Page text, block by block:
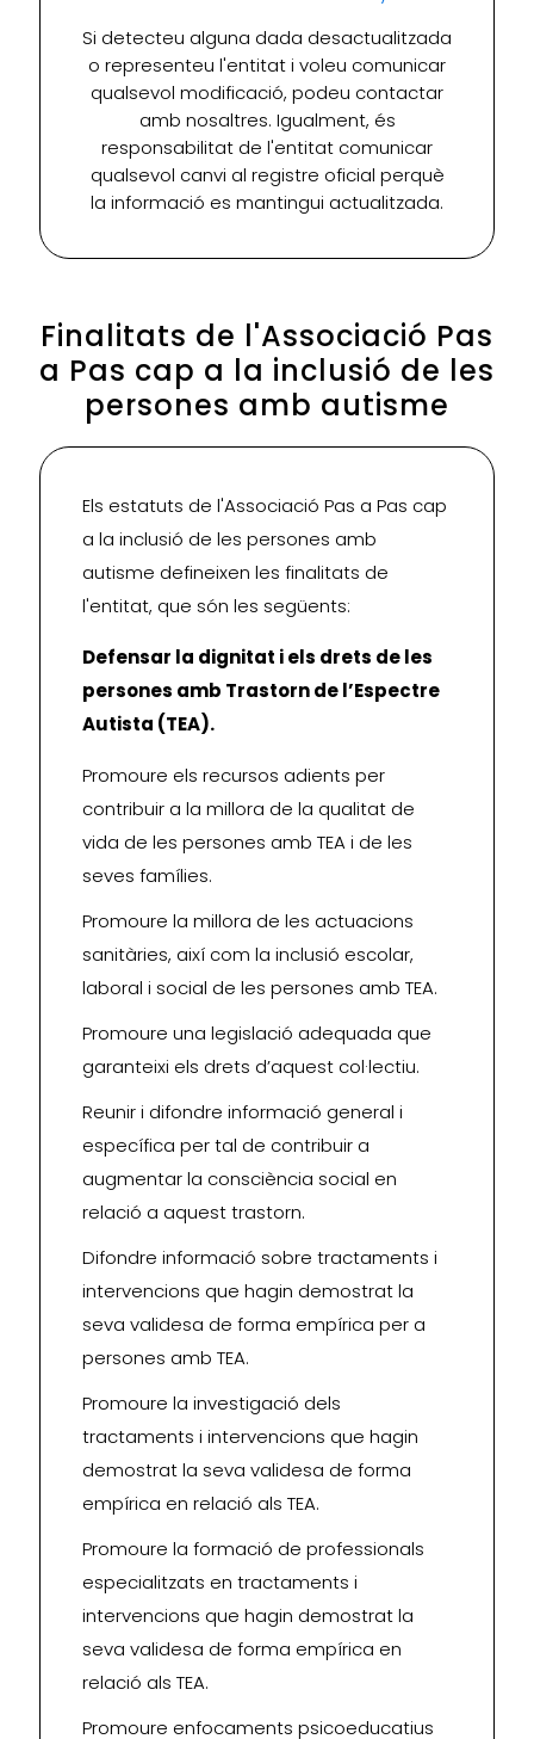
Si detecteu alguna dada desactualitzada
o representeu l'entitat i voleu comunicar
qualsevol modificació, podeu contactar
amb nosaltres. Igualment, és
responsabilitat de l'entitat comunicar
qualsevol canvi al registre oficial perquè
la informació es mantingui actualitzada.
Finalitats de l'Associació Pas
a Pas cap a la inclusió de les
persones amb autisme
Els estatuts de l'Associació Pas a Pas cap
a la inclusió de les persones amb
autisme defineixen les finalitats de
l'entitat, que són les següents:
Defensar la dignitat i els drets de les
persones amb Trastorn de l’Espectre
Autista (TEA).
Promoure els recursos adients per
contribuir a la millora de la qualitat de
vida de les persones amb TEA i de les
seves famílies.
Promoure la millora de les actuacions
sanitàries, així com la inclusió escolar,
laboral i social de les persones amb TEA.
Promoure una legislació adequada que
garanteixi els drets d’aquest col·lectiu.
Reunir i difondre informació general i
específica per tal de contribuir a
augmentar la consciència social en
relació a aquest trastorn.
Difondre informació sobre tractaments i
intervencions que hagin demostrat la
seva validesa de forma empírica per a
persones amb TEA.
Promoure la investigació dels
tractaments i intervencions que hagin
demostrat la seva validesa de forma
empírica en relació als TEA.
Promoure la formació de professionals
especialitzats en tractaments i
intervencions que hagin demostrat la
seva validesa de forma empírica en
relació als TEA.
Promoure enfocaments psicoeducatius